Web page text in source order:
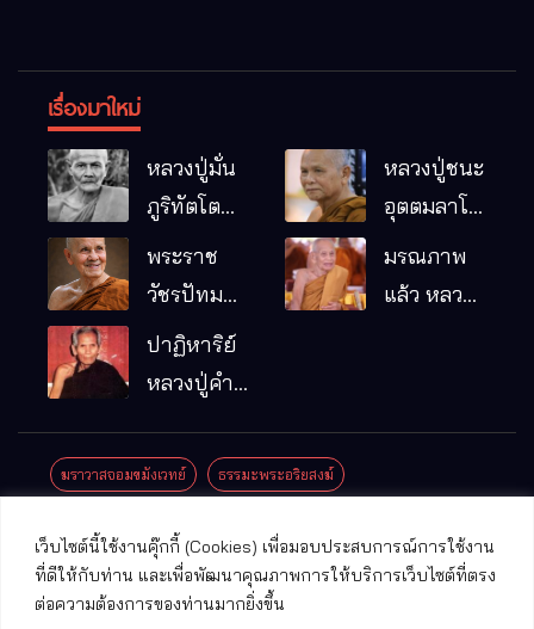
เว็บไซต์นี้ใช้งานคุ๊กกี้ (Cookies) เพื่อมอบประสบการณ์การใช้งาน
ที่ดีให้กับท่าน และเพื่อพัฒนาคุณภาพการให้บริการเว็บไซต์ที่ตรง
ต่อความต้องการของท่านมากยิ่งขึ้น
เรื่องมาใหม่
หลวงปู่มั่น
ภูริทัตโต
พระอริยเจ้า
ผู้เป็นบิดา
รมฐาน
หลวงปู่ชนะ
อุตตมลาโภ
หมากอื๋อ
พระราช
วัชรปัทม
คุณ (หลวง
ปู่บัวเกตุ
แล้ว วัดป่า
อ.แม่ริม
จ.เชียงใหม่
มรณภาพ
แล้ว หลวง
ปาฏิหาริย์
หลวงปู่คำ
มณี
ฆราวาสจอมขมังเวทย์ ธรรมะพระอริยสงฆ์
ปาฏิหาริย์พระเครื่อง
พระพุทธรูปศักดิ์สิทธิ์ วัดที่สําคัญ